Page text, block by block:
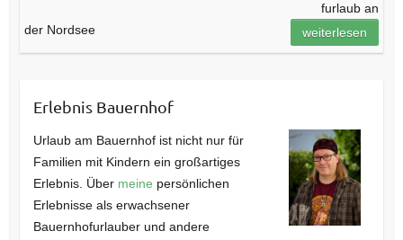
furlaub an
der Nordsee
weiterlesen
Erlebnis Bauernhof
Urlaub am Bauernhof ist nicht nur für
Familien mit Kindern ein großartiges
Erlebnis. Über meine persönlichen
Erlebnisse als erwachsener
Bauernhofurlauber und andere